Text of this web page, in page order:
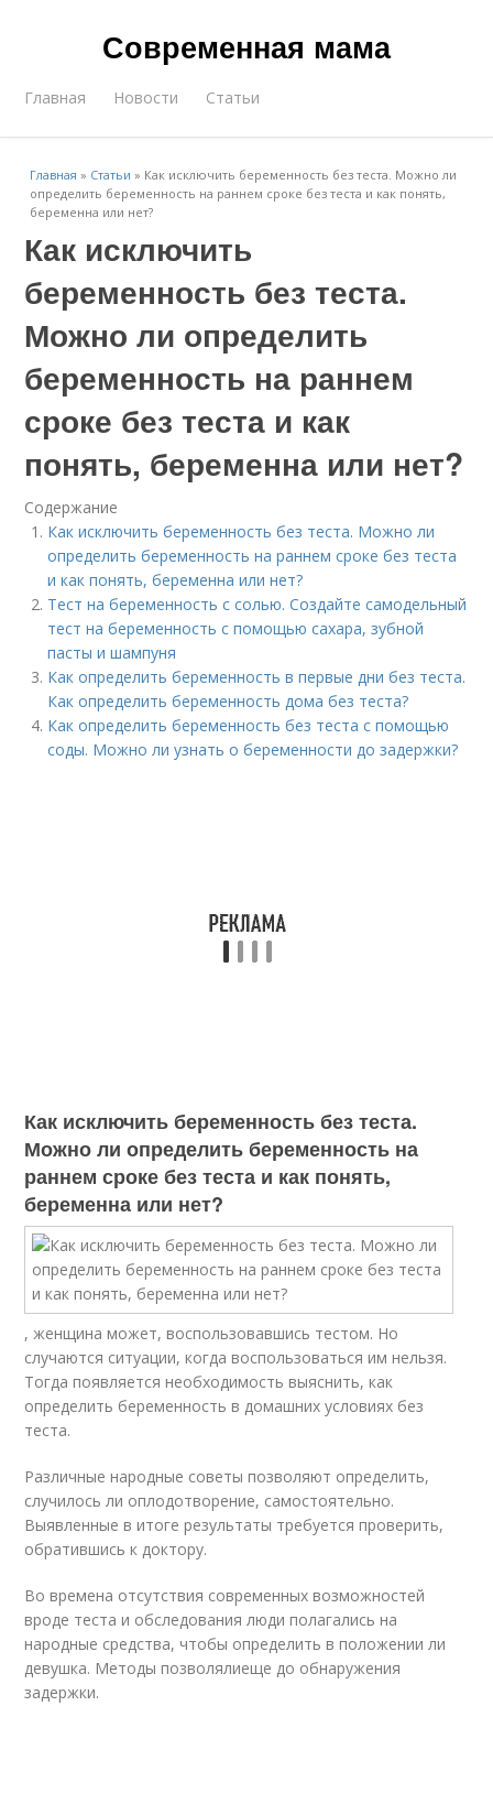
Современная мама
Главная Новости Статьи
Главная » Статьи » Как исключить беременность без теста. Можно ли
определить беременность на раннем сроке без теста и как понять,
беременна или нет?
Как исключить
беременность без теста.
Можно ли определить
беременность на раннем
сроке без теста и как
понять, беременна или нет?
Содержание
Как исключить беременность без теста. Можно ли
определить беременность на раннем сроке без теста
и как понять, беременна или нет?
Тест на беременность с солью. Создайте самодельный
тест на беременность с помощью сахара, зубной
пасты и шампуня
Как определить беременность в первые дни без теста.
Как определить беременность дома без теста?
Как определить беременность без теста с помощью
соды. Можно ли узнать о беременности до задержки?
Как исключить беременность без теста.
Можно ли определить беременность на
раннем сроке без теста и как понять,
беременна или нет?
, женщина может, воспользовавшись тестом. Но
случаются ситуации, когда воспользоваться им нельзя.
Тогда появляется необходимость выяснить, как
определить беременность в домашних условиях без
теста.
Различные народные советы позволяют определить,
случилось ли оплодотворение, самостоятельно.
Выявленные в итоге результаты требуется проверить,
обратившись к доктору.
Во времена отсутствия современных возможностей
вроде теста и обследования люди полагались на
народные средства, чтобы определить в положении ли
девушка. Методы позволялиеще до обнаружения
задержки.